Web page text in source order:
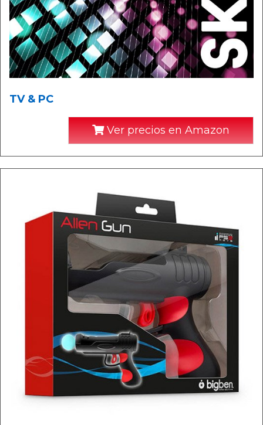
TV & PC
Ver precios en Amazon